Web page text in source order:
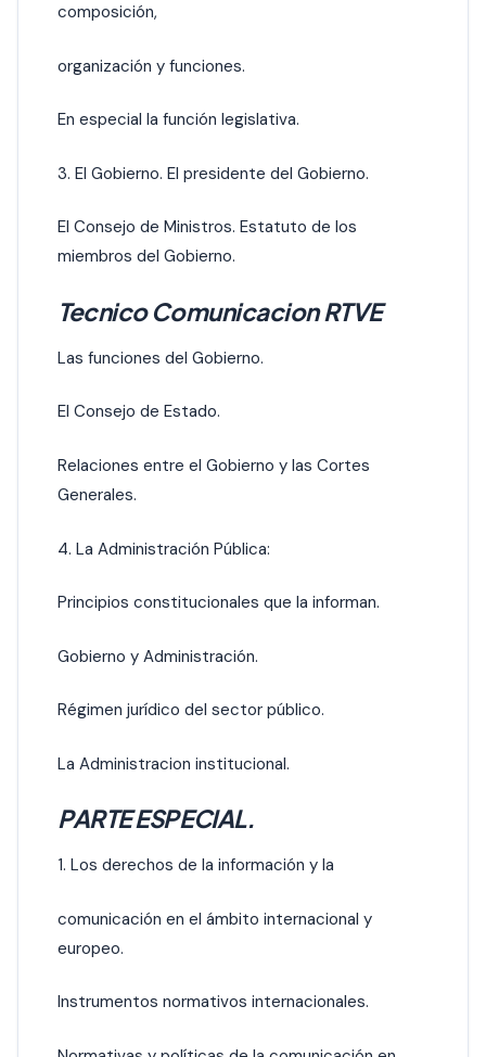
composición,
organización y funciones.
En especial la función legislativa.
3. El Gobierno. El presidente del Gobierno.
El Consejo de Ministros. Estatuto de los
miembros del Gobierno.
Tecnico Comunicacion RTVE
Las funciones del Gobierno.
El Consejo de Estado.
Relaciones entre el Gobierno y las Cortes
Generales.
4. La Administración Pública:
Principios constitucionales que la informan.
Gobierno y Administración.
Régimen jurídico del sector público.
La Administracion institucional.
PARTE ESPECIAL.
1. Los derechos de la información y la
comunicación en el ámbito internacional y
europeo.
Instrumentos normativos internacionales.